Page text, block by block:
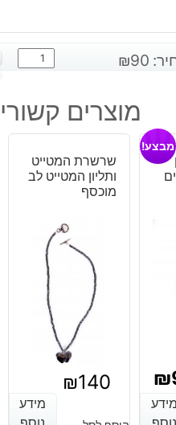
₪90
כמות
של
משובץ
אבאלון
כפכף
מוצרים
מבצע!
₪
מידע
מידע
שרשרת המטייט
ותליון המטייט לב
מוכסף
₪140
מידע
מידע